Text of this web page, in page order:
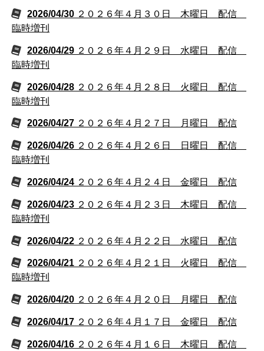
2026/04/30 ２０２６年４月３０日 木曜日 配信
臨時増刊
2026/04/29 ２０２６年４月２９日 水曜日 配信
臨時増刊
2026/04/28 ２０２６年４月２８日 火曜日 配信
臨時増刊
2026/04/27 ２０２６年４月２７日 月曜日 配信
2026/04/26 ２０２６年４月２６日 日曜日 配信
臨時増刊
2026/04/24 ２０２６年４月２４日 金曜日 配信
2026/04/23 ２０２６年４月２３日 木曜日 配信
臨時増刊
2026/04/22 ２０２６年４月２２日 水曜日 配信
2026/04/21 ２０２６年４月２１日 火曜日 配信
臨時増刊
2026/04/20 ２０２６年４月２０日 月曜日 配信
2026/04/17 ２０２６年４月１７日 金曜日 配信
2026/04/16 ２０２６年４月１６日 木曜日 配信